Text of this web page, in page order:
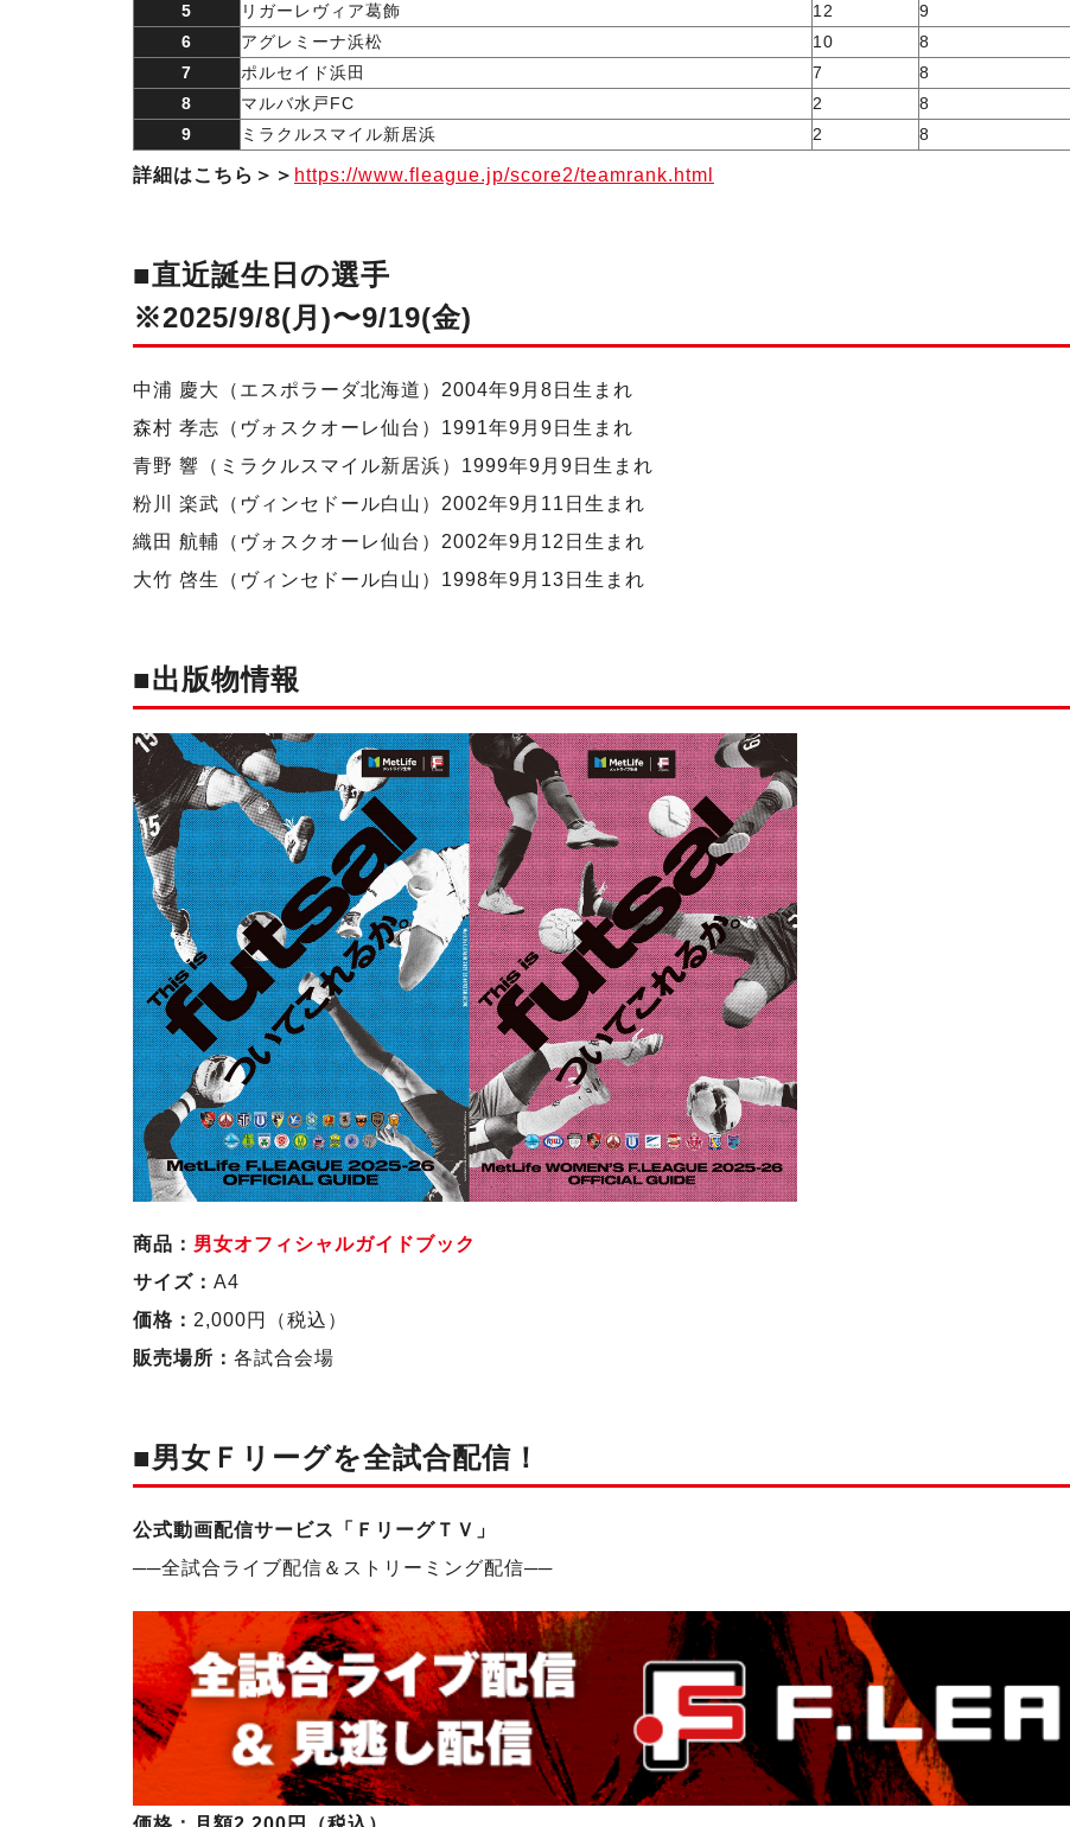
5
リガーレヴィア葛飾 12 9
6
アグレミーナ浜松 10 8
7
ポルセイド浜田 7 8
8
マルバ水戸FC 2 8
9
ミラクルスマイル新居浜 2 8
詳細はこちら＞＞ https://www.fleague.jp/score2/teamrank.html
■直近誕生日の選手
※2025/9/8(月)〜9/19(金)
中浦 慶大（エスポラーダ北海道）2004年9月8日生まれ
森村 孝志（ヴォスクオーレ仙台）1991年9月9日生まれ
青野 響（ミラクルスマイル新居浜）1999年9月9日生まれ
粉川 楽武（ヴィンセドール白山）2002年9月11日生まれ
織田 航輔（ヴォスクオーレ仙台）2002年9月12日生まれ
大竹 啓生（ヴィンセドール白山）1998年9月13日生まれ
■出版物情報
商品： 男女オフィシャルガイドブック
サイズ： A4
価格： 2,000円（税込）
販売場所： 各試合会場
■男女Ｆリーグを全試合配信！
公式動画配信サービス「ＦリーグＴＶ」
──全試合ライブ配信＆ストリーミング配信──